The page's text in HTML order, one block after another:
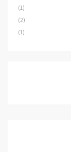
(1)
(2)
(1)